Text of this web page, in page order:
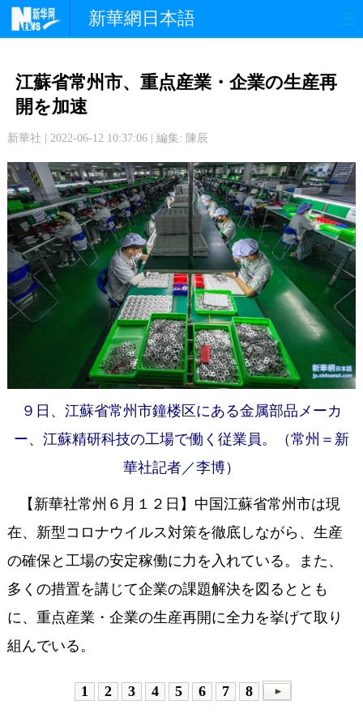
新華網日本語
文 化
中日交流 国 際
写 真
江蘇省常州市、重点産業・企業の生産再
開を加速
新華社 | 2022-06-12 10:37:06 | 編集: 陳辰
９日、江蘇省常州市鐘楼区にある金属部品メーカ
ー、江蘇精研科技の工場で働く従業員。（常州＝新
華社記者／李博）
【新華社常州６月１２日】中国江蘇省常州市は現
在、新型コロナウイルス対策を徹底しながら、生産
の確保と工場の安定稼働に力を入れている。また、
多くの措置を講じて企業の課題解決を図るととも
に、重点産業・企業の生産再開に全力を挙げて取り
組んでいる。
1 2 3 4 5 6 7 8